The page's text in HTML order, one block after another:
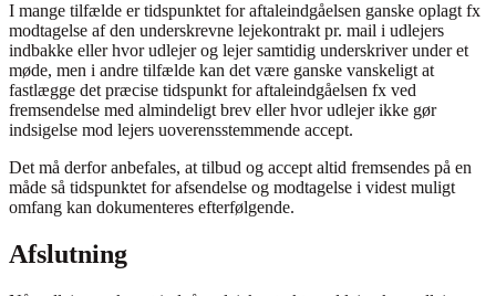
I mange tilfælde er tidspunktet for aftaleindgåelsen ganske oplagt fx
modtagelse af den underskrevne lejekontrakt pr. mail i udlejers
indbakke eller hvor udlejer og lejer samtidig underskriver under et
møde, men i andre tilfælde kan det være ganske vanskeligt at
fastlægge det præcise tidspunkt for aftaleindgåelsen fx ved
fremsendelse med almindeligt brev eller hvor udlejer ikke gør
indsigelse mod lejers uoverensstemmende accept.
Det må derfor anbefales, at tilbud og accept altid fremsendes på en
måde så tidspunktet for afsendelse og modtagelse i videst muligt
omfang kan dokumenteres efterfølgende.
Afslutning